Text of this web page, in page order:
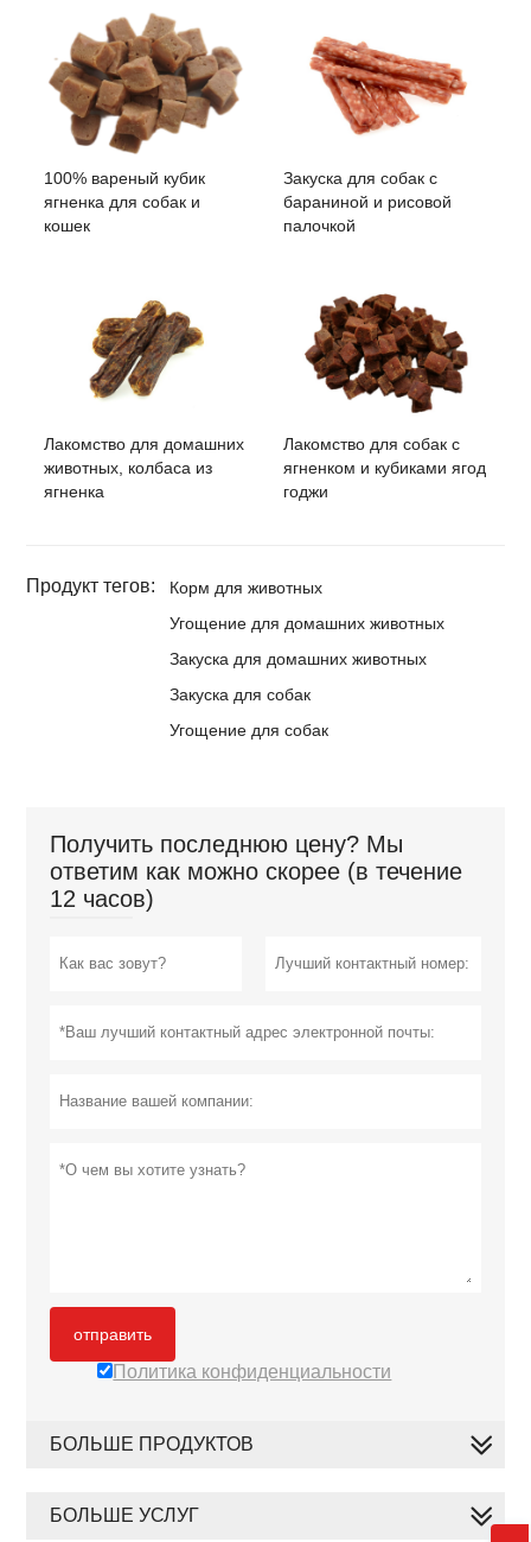
100% вареный кубик
ягненка для собак и
кошек
Закуска для собак с
бараниной и рисовой
палочкой
Лакомство для домашних
животных, колбаса из
ягненка
Лакомство для собак с
ягненком и кубиками ягод
годжи
Продукт тегов:
Корм для животных
Угощение для домашних животных
Закуска для домашних животных
Закуска для собак
Угощение для собак
Получить последнюю цену? Мы
ответим как можно скорее (в течение
12 часов)
отправить
Политика конфиденциальности
БОЛЬШЕ ПРОДУКТОВ
БОЛЬШЕ УСЛУГ